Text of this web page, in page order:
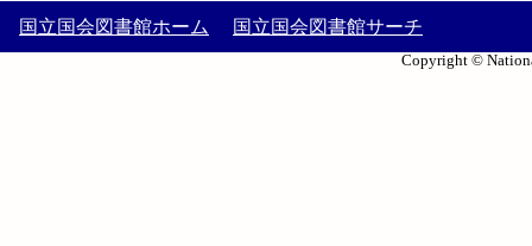
国立国会図書館ホーム 国立国会図書館サーチ
Copyright ©